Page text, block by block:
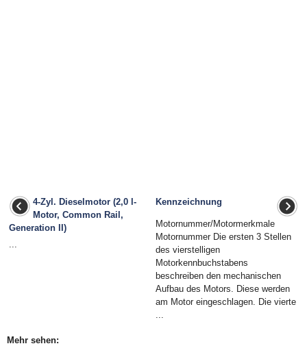
4-Zyl. Dieselmotor (2,0 l-
Motor, Common Rail,
Generation II)
...
Kennzeichnung
Motornummer/Motormerkmale
Motornummer Die ersten 3 Stellen
des vierstelligen
Motorkennbuchstabens
beschreiben den mechanischen
Aufbau des Motors. Diese werden
am Motor eingeschlagen. Die vierte
...
Mehr sehen: